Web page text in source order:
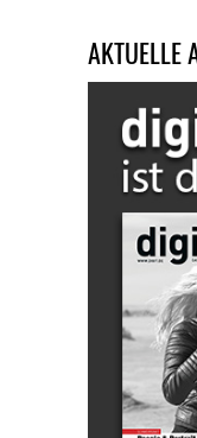
AKTUELLE